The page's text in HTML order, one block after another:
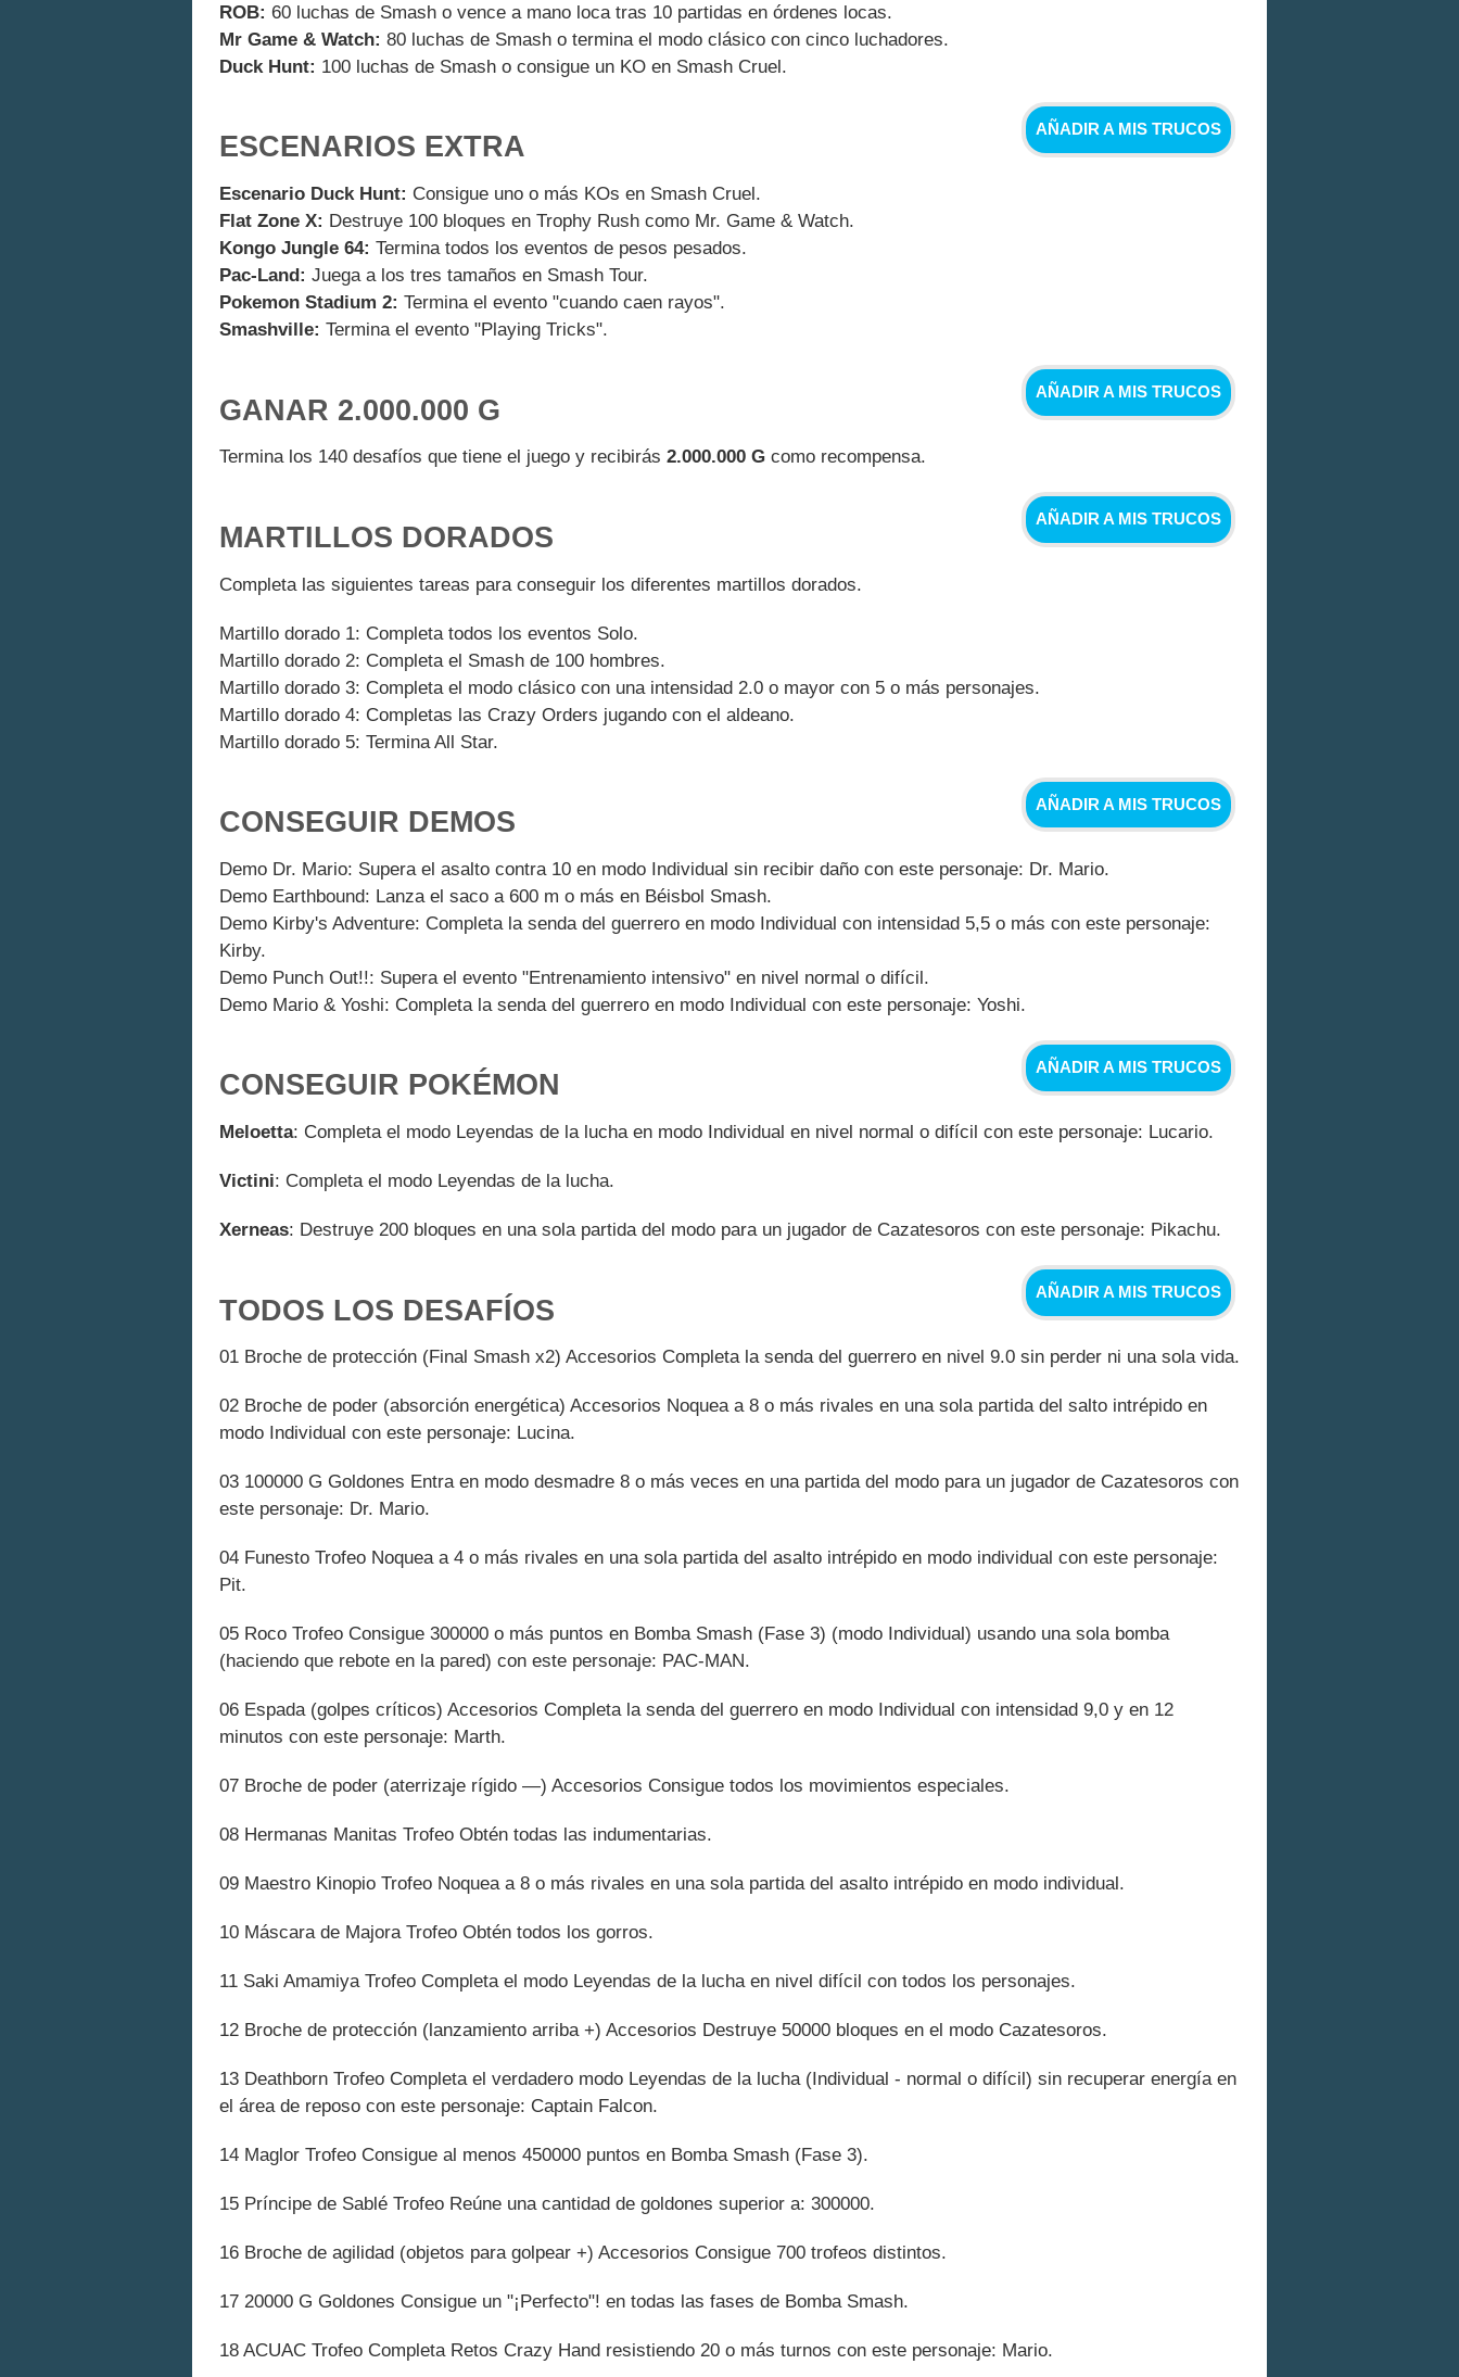
ROB: 60 luchas de Smash o vence a mano loca tras 10 partidas en órdenes locas.
Mr Game & Watch: 80 luchas de Smash o termina el modo clásico con cinco luchadores.
Duck Hunt: 100 luchas de Smash o consigue un KO en Smash Cruel.
AÑADIR A MIS TRUCOS
ESCENARIOS EXTRA
Escenario Duck Hunt: Consigue uno o más KOs en Smash Cruel.
Flat Zone X: Destruye 100 bloques en Trophy Rush como Mr. Game & Watch.
Kongo Jungle 64: Termina todos los eventos de pesos pesados.
Pac-Land: Juega a los tres tamaños en Smash Tour.
Pokemon Stadium 2: Termina el evento "cuando caen rayos".
Smashville: Termina el evento "Playing Tricks".
AÑADIR A MIS TRUCOS
GANAR 2.000.000 G
Termina los 140 desafíos que tiene el juego y recibirás 2.000.000 G como recompensa.
AÑADIR A MIS TRUCOS
MARTILLOS DORADOS
Completa las siguientes tareas para conseguir los diferentes martillos dorados.
Martillo dorado 1: Completa todos los eventos Solo.
Martillo dorado 2: Completa el Smash de 100 hombres.
Martillo dorado 3: Completa el modo clásico con una intensidad 2.0 o mayor con 5 o más personajes.
Martillo dorado 4: Completas las Crazy Orders jugando con el aldeano.
Martillo dorado 5: Termina All Star.
AÑADIR A MIS TRUCOS
CONSEGUIR DEMOS
Demo Dr. Mario: Supera el asalto contra 10 en modo Individual sin recibir daño con este personaje: Dr. Mario.
Demo Earthbound: Lanza el saco a 600 m o más en Béisbol Smash.
Demo Kirby's Adventure: Completa la senda del guerrero en modo Individual con intensidad 5,5 o más con este personaje:
Kirby.
Demo Punch Out!!: Supera el evento "Entrenamiento intensivo" en nivel normal o difícil.
Demo Mario & Yoshi: Completa la senda del guerrero en modo Individual con este personaje: Yoshi.
AÑADIR A MIS TRUCOS
CONSEGUIR POKÉMON
Meloetta: Completa el modo Leyendas de la lucha en modo Individual en nivel normal o difícil con este personaje: Lucario.
Victini: Completa el modo Leyendas de la lucha.
Xerneas: Destruye 200 bloques en una sola partida del modo para un jugador de Cazatesoros con este personaje: Pikachu.
AÑADIR A MIS TRUCOS
TODOS LOS DESAFÍOS
01 Broche de protección (Final Smash x2) Accesorios Completa la senda del guerrero en nivel 9.0 sin perder ni una sola vida.
02 Broche de poder (absorción energética) Accesorios Noquea a 8 o más rivales en una sola partida del salto intrépido en
modo Individual con este personaje: Lucina.
03 100000 G Goldones Entra en modo desmadre 8 o más veces en una partida del modo para un jugador de Cazatesoros con
este personaje: Dr. Mario.
04 Funesto Trofeo Noquea a 4 o más rivales en una sola partida del asalto intrépido en modo individual con este personaje:
Pit.
05 Roco Trofeo Consigue 300000 o más puntos en Bomba Smash (Fase 3) (modo Individual) usando una sola bomba
(haciendo que rebote en la pared) con este personaje: PAC-MAN.
06 Espada (golpes críticos) Accesorios Completa la senda del guerrero en modo Individual con intensidad 9,0 y en 12
minutos con este personaje: Marth.
07 Broche de poder (aterrizaje rígido —) Accesorios Consigue todos los movimientos especiales.
08 Hermanas Manitas Trofeo Obtén todas las indumentarias.
09 Maestro Kinopio Trofeo Noquea a 8 o más rivales en una sola partida del asalto intrépido en modo individual.
10 Máscara de Majora Trofeo Obtén todos los gorros.
11 Saki Amamiya Trofeo Completa el modo Leyendas de la lucha en nivel difícil con todos los personajes.
12 Broche de protección (lanzamiento arriba +) Accesorios Destruye 50000 bloques en el modo Cazatesoros.
13 Deathborn Trofeo Completa el verdadero modo Leyendas de la lucha (Individual - normal o difícil) sin recuperar energía en
el área de reposo con este personaje: Captain Falcon.
14 Maglor Trofeo Consigue al menos 450000 puntos en Bomba Smash (Fase 3).
15 Príncipe de Sablé Trofeo Reúne una cantidad de goldones superior a: 300000.
16 Broche de agilidad (objetos para golpear +) Accesorios Consigue 700 trofeos distintos.
17 20000 G Goldones Consigue un "¡Perfecto"! en todas las fases de Bomba Smash.
18 ACUAC Trofeo Completa Retos Crazy Hand resistiendo 20 o más turnos con este personaje: Mario.